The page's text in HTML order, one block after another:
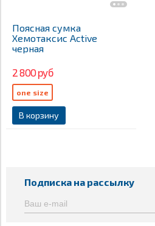
Поясная сумка
Хемотаксис Active
черная
2 800 руб
В корзину
one size
Подписка на рассылку